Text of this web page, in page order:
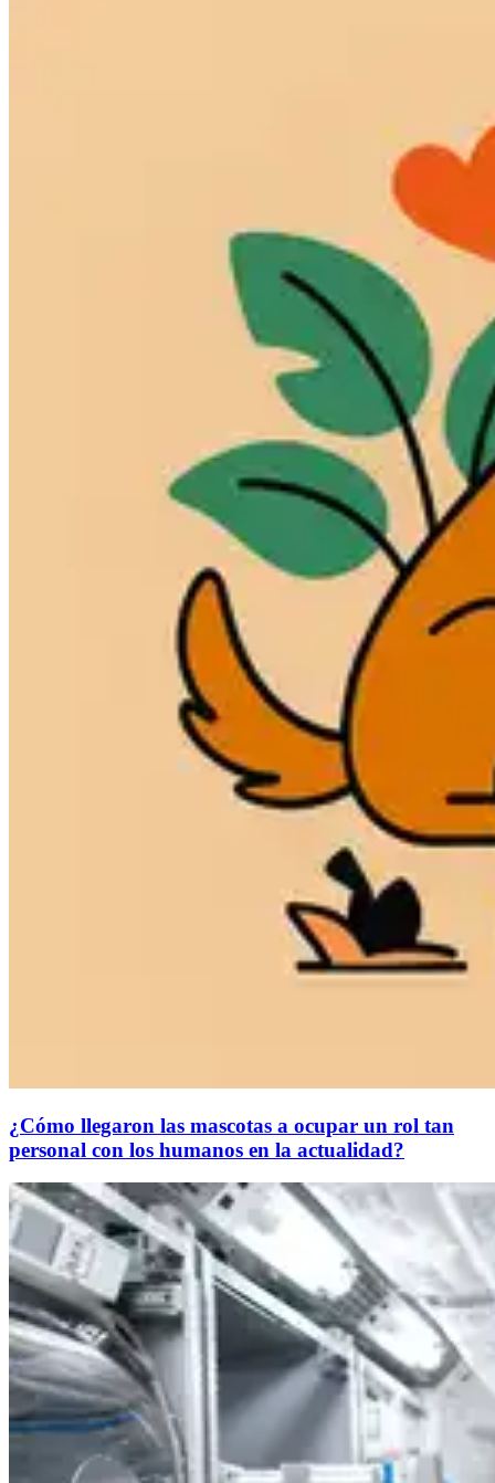
¿Cómo llegaron las mascotas a ocupar un rol tan
personal con los humanos en la actualidad?